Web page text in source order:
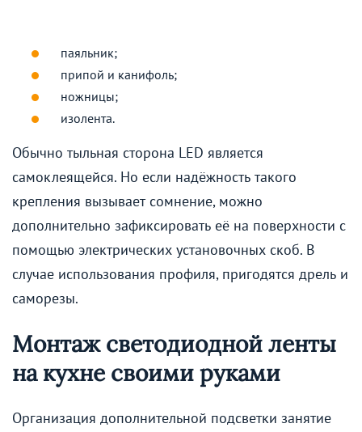
паяльник;
припой и канифоль;
ножницы;
изолента.
Обычно тыльная сторона LED является
самоклеящейся. Но если надёжность такого
крепления вызывает сомнение, можно
дополнительно зафиксировать её на поверхности с
помощью электрических установочных скоб. В
случае использования профиля, пригодятся дрель и
саморезы.
Монтаж светодиодной ленты
на кухне своими руками
Организация дополнительной подсветки занятие